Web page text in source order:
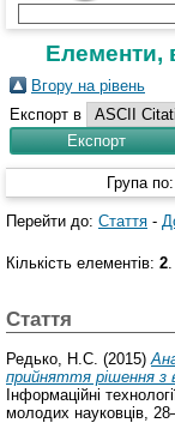
Елементи,
Вгору на рівень
Експорт в
Група по:
Перейти до: Стаття -
Кількість елементів: 2.
Стаття
Редько, Н.С. (2015)
прийняття рішення з
Інформаційні
молодих науковців,